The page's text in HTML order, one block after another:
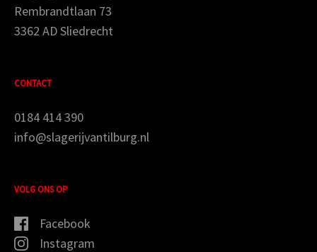
Rembrandtlaan 73
3362 AD Sliedrecht
CONTACT
0184 414 390
info@slagerijvantilburg.nl
VOLG ONS OP
Facebook
Instagram